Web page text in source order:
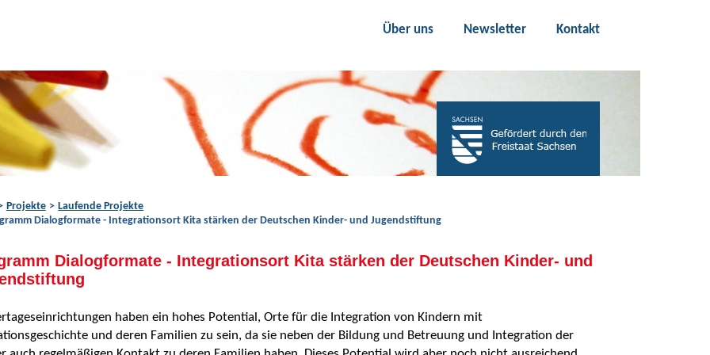
Über uns
Newsletter Kontakt
Projekte
Laufende Projekte
Dialogformate - Integrationsort Kita stärken der Deutschen Kinder- und Jugendstiftung
Dialogformate - Integrationsort Kita stärken der Deutschen Kinder- und
haben ein hohes Potential, Orte für die Integration von Kindern mit
und deren Familien zu sein, da sie neben der Bildung und Betreuung und Integration der